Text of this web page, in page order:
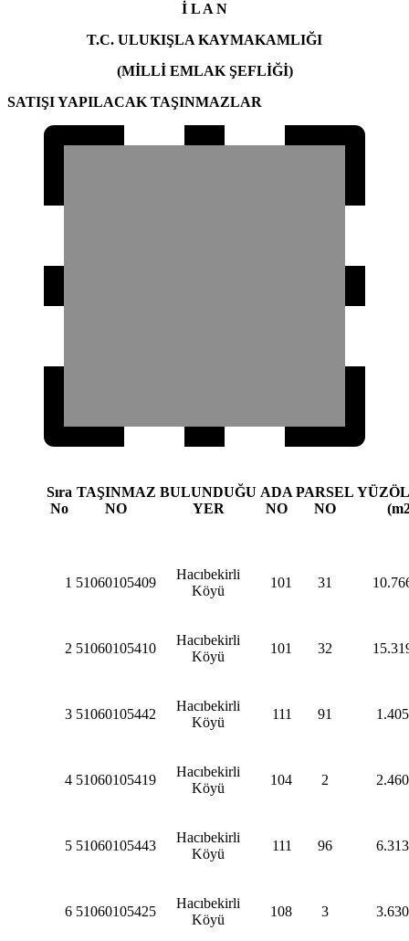
İ L A N
T.C. ULUKIŞLA KAYMAKAMLIĞI
(MİLLİ EMLAK ŞEFLİĞİ)
SATIŞI YAPILACAK TAŞINMAZLAR
Sıra
No
TAŞINMAZ
NO
BULUNDUĞU
YER
ADA
NO
PARSEL
NO
1 51060105409
Hacıbekirli
Köyü
101 31
2 51060105410
Hacıbekirli
Köyü
101 32
3 51060105442
Hacıbekirli
Köyü
111 91
4 51060105419
Hacıbekirli
Köyü
104 2
5 51060105443
Hacıbekirli
Köyü
111 96
6 51060105425
Hacıbekirli
Köyü
108 3